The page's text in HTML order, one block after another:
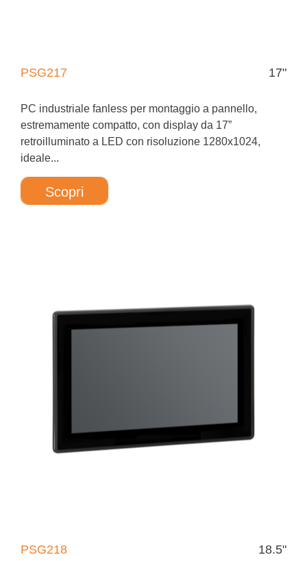
PSG217 17"
PC industriale fanless per montaggio a pannello,
estremamente compatto, con display da 17”
retroilluminato a LED con risoluzione 1280x1024,
ideale...
Scopri
PSG218 18.5"